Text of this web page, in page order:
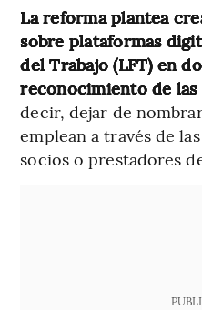
La reforma plantea
sobre plataformas
del Trabajo (LFT) en
reconocimiento de las
decir, dejar de
emplean a través de
socios o prestadores